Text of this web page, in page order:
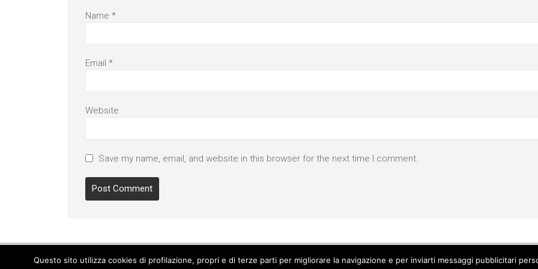
Name *
Email *
Website
Save my name, email, and website in this browser for the next time I comment.
Questo sito utilizza cookies di profilazione, propri e di terze parti per migliorare la navigazione e per inviarti messaggi pubblicitari